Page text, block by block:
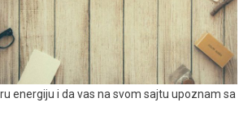
energiju i da vas na svom sajtu upoznam sa